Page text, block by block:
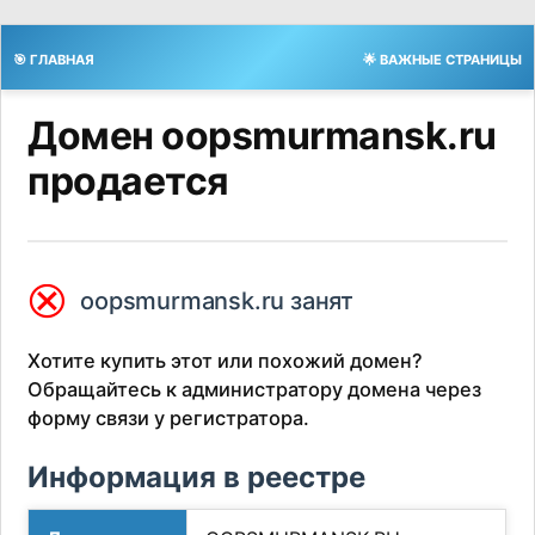
🎯 ГЛАВНАЯ 🌟 ВАЖНЫЕ СТРАНИЦЫ
Домен oopsmurmansk.ru
продается
⮿ oopsmurmansk.ru занят
Хотите купить этот или похожий домен?
Обращайтесь к администратору домена через
форму связи у регистратора.
Информация в реестре